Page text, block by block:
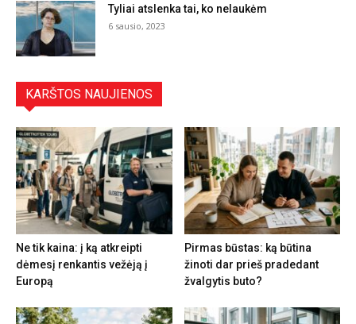
Tyliai atslenka tai, ko nelaukėm
6 sausio, 2023
KARŠTOS NAUJIENOS
Ne tik kaina: į ką atkreipti
dėmesį renkantis vežėją į
Europą
Pirmas būstas: ką būtina
žinoti dar prieš pradedant
žvalgytis buto?